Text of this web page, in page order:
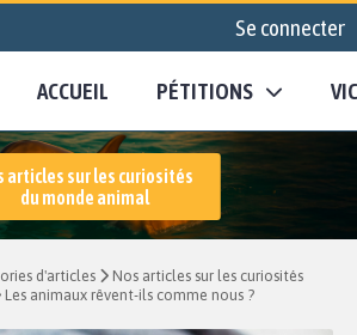
Se connecter
ACCUEIL PÉTITIONS
articles sur les curiosités
du monde animal
d'articles
Nos articles sur les curiosités
Les animaux rêvent-ils comme nous ?